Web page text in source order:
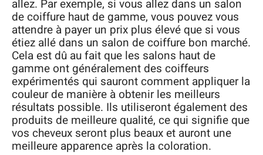
allez. Par exemple, si vous allez dans un salon
de coiffure haut de gamme, vous pouvez vous
attendre à payer un prix plus élevé que si vous
étiez allé dans un salon de coiffure bon marché.
Cela est dû au fait que les salons haut de
gamme ont généralement des coiffeurs
expérimentés qui sauront comment appliquer la
couleur de manière à obtenir les meilleurs
résultats possible. Ils utiliseront également des
produits de meilleure qualité, ce qui signifie que
vos cheveux seront plus beaux et auront une
meilleure apparence après la coloration.